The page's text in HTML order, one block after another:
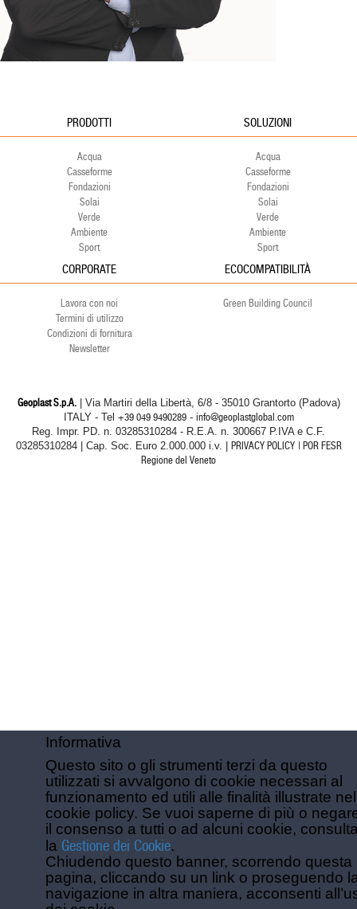
PRODOTTI
Acqua
Casseforme
Fondazioni
Solai
Verde
Ambiente
Sport
SOLUZIONI
Acqua
Casseforme
Fondazioni
Solai
Verde
Ambiente
Sport
CORPORATE
Lavora con noi
Termini di utilizzo
Condizioni di fornitura
Newsletter
ECOCOMPATIBILITÀ
Green Building Council
Geoplast S.p.A.| Via Martiri della Libertà, 6/8 - 35010 Grantorto (Padova)
ITALY - Tel +39 049 9490289 - info@geoplastglobal.com
Reg. Impr. PD. n. 03285310284 - R.E.A. n. 300667 P.IVA e C.F.
03285310284 | Cap. Soc. Euro 2.000.000 i.v. |
PRIVACY POLICY
| POR FESR
Regione del Veneto
Informativa
Questo sito o gli strumenti terzi da questo
utilizzati si avvalgono di cookie necessari al
funzionamento ed utili alle finalità illustrate
cookie policy. Se vuoi saperne di più o
il consenso a tutti o ad alcuni cookie,
la Gestione dei Cookie.
Chiudendo questo banner, scorrendo questa
pagina, cliccando su un link o proseguendo
navigazione in altra maniera, acconsenti